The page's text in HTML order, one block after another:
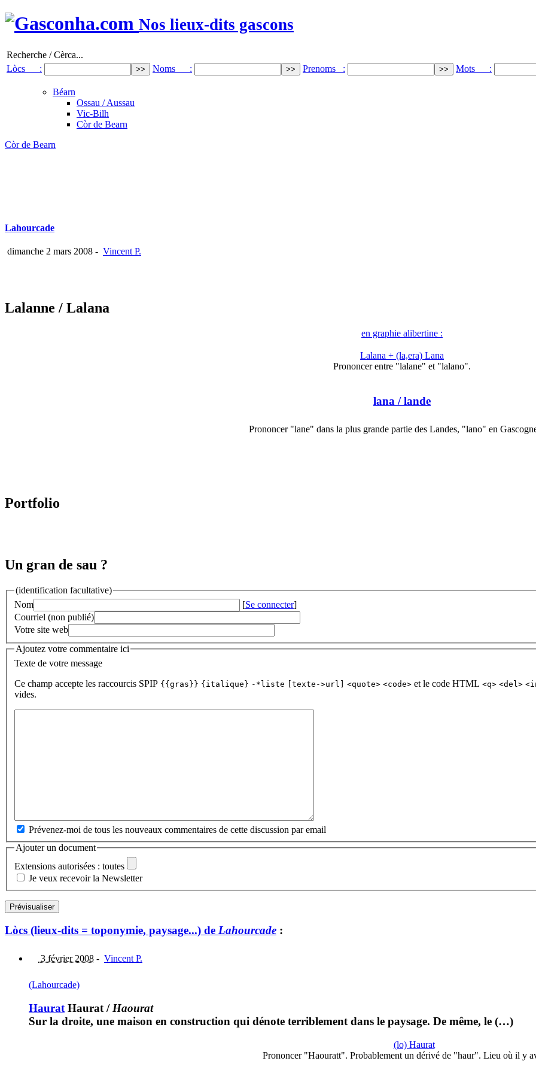
Nos lieux-dits gascons
Recherche / Cèrca...
Lòcs :
Noms : Prenoms : Mots :
Béarn
Ossau / Aussau
Vic-Bilh
Còr de Bearn
Còr de Bearn
Lahourcade
dimanche 2 mars 2008 - Vincent P.
Lalanne / Lalana
en graphie alibertine :
Lalana + (la,era) Lana
Prononcer entre "lalane" et "lalano".
lana / lande
Prononcer "lane" dans la plus grande partie des Landes, "lano" en
Portfolio
Un gran de sau ?
(identification facultative)
Nom
[Se connecter]
Courriel (non publié)
Votre site web
Ajoutez votre commentaire ici
Texte de votre message
Ce champ accepte les raccourcis SPIP {{gras}} {italique} -*liste [texte->url] <quote> <code> et le code HTML <q> <del>
vides.
Prévenez-moi de tous les nouveaux commentaires de cette discussion par email
Ajouter un document
Extensions autorisées : toutes
Je veux recevoir la Newsletter
Lòcs (lieux-dits = toponymie, paysage...) de Lahourcade :
3 février 2008 - Vincent P.
(Lahourcade)
Haurat Haurat / Haourat
Sur la droite, une maison en construction qui dénote terriblement dans le paysage. De même, le (…)
(lo) Haurat
Prononcer "Haouratt". Probablement un dérivé de "haur". Lieu où il y